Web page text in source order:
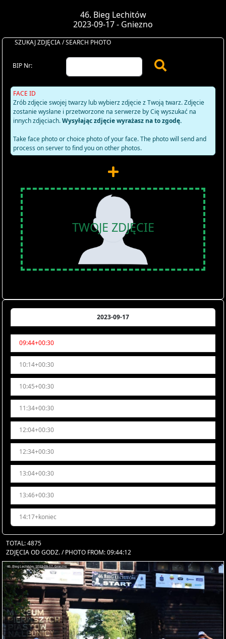
46. Bieg Lechitów
2023-09-17 - Gniezno
SZUKAJ ZDJĘCIA / SEARCH PHOTO
BIP Nr:
FACE ID
Zrób zdjęcie swojej twarzy lub wybierz zdjęcie z Twoją twarz. Zdjęcie
zostanie wysłane i przetworzone na serwerze by Cię wyszukać na
innych zdjęciach.Wysyłając zdjęcie wyrażasz na to zgodę.
Take face photo or choice photo of your face. The photo will send and
process on server to find you on other photos.
TWOJE ZDJĘCIE
2023-09-17
09:44+00:30
10:14+00:30
10:45+00:30
11:34+00:30
12:04+00:30
12:34+00:30
13:04+00:30
13:46+00:30
14:17+koniec
TOTAL: 4875
ZDJĘCIA OD GODZ. / PHOTO FROM: 09:44:12